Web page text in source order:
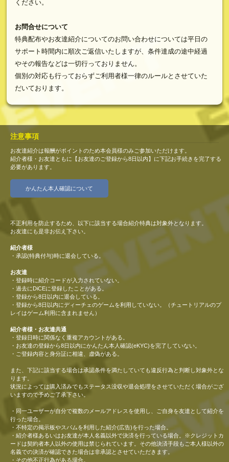
ください。
お問合せについて
特典配布やお友達紹介についてのお問い合わせについては平日の
サポート時間内に順次ご返信いたしますが、条件達成の途中経過
やその報告などは一切行っておりません。
個別の対応も行っておらずご利用者様一律のルールとさせていた
だいております。
注意事項
お友達紹介は報酬がポイントのため本会員様のみご参加いただけます。
紹介者様・お友達ともに【お友達のご登録から8日以内】に下記お手続きを完了する
必要があります。
かんたん本人確認について
不正利用を防止するため、以下に該当する場合紹介特典は対象外となります。
お友達にも是非お伝え下さい。
紹介者様
・承認(特典付与)時に退会している。
お友達
・登録時に紹介コードが入力されていない。
・過去にDiCEに登録したことがある。
・登録から8日以内に退会している。
・登録から8日以内にディーチェのゲームを利用していない。（チュートリアルのプ
レイはゲーム利用に含まれません）
紹介者様・お友達共通
・登録日時に関係なく重複アカウントがある。
・お友達の登録から8日以内にかんたん本人確認(eKYC)を完了していない。
・ご登録内容と身分証に相違、虚偽がある。
また、下記に該当する場合は承認条件を満たしていても違反行為と判断し対象外とな
ります。
状況によっては購入済みでもステータス没収や退会処理をさせていただく場合がござ
いますので予めご了承下さい。
・同一ユーザーが自分で複数のメールアドレスを使用し、ご自身を友達として紹介を
行った場合。
・不特定の掲示板やスパムを利用した紹介(広告)を行った場合。
・紹介者様あるいはお友達が本人名義以外で決済を行っている場合。※クレジットカ
ードは契約者本人以外の使用は禁じられています。その他決済手段もご本人様以外の
名義での決済が確認できた場合は非承認とさせていただきます。
・その他不正行為がある場合。